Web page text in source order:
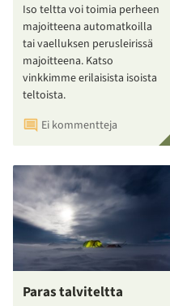
Iso teltta voi toimia perheen
majoitteena automatkoilla
tai vaelluksen perusleirissä
majoitteena. Katso
vinkkimme erilaisista isoista
teltoista.
Ei kommentteja
Paras talviteltta